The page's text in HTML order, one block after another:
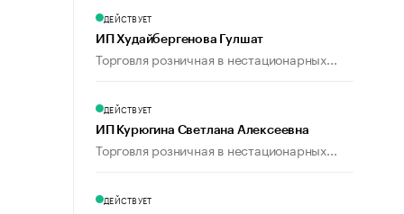
ДЕЙСТВУЕТ
ИП Худайбергенова Гулшат
Торговля розничная в нестационарных...
ДЕЙСТВУЕТ
ИП Курюгина Светлана Алексеевна
Торговля розничная в нестационарных...
ДЕЙСТВУЕТ